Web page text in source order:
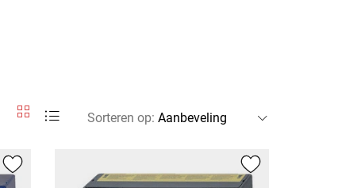
Sorteren op: